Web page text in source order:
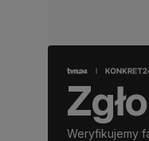
Weryfikujemy